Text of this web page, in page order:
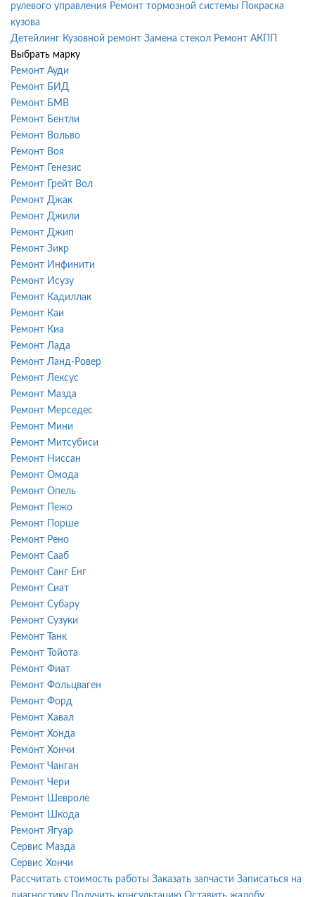
рулевого управления Ремонт тормозной системы
Покраска
кузова
Детейлинг Кузовной ремонт Замена стекол Ремонт АКПП
Выбрать марку
Ремонт Ауди
Ремонт БИД
Ремонт БМВ
Ремонт Бентли
Ремонт Вольво
Ремонт Воя
Ремонт Генезис
Ремонт Грейт Вол
Ремонт Джак
Ремонт Джили
Ремонт Джип
Ремонт Зикр
Ремонт Инфинити
Ремонт Исузу
Ремонт Кадиллак
Ремонт Каи
Ремонт Киа
Ремонт Лада
Ремонт Ланд-Ровер
Ремонт Лексус
Ремонт Мазда
Ремонт Мерседес
Ремонт Мини
Ремонт Митсубиси
Ремонт Ниссан
Ремонт Омода
Ремонт Опель
Ремонт Пежо
Ремонт Порше
Ремонт Рено
Ремонт Сааб
Ремонт Санг Енг
Ремонт Сиат
Ремонт Субару
Ремонт Сузуки
Ремонт Танк
Ремонт Тойота
Ремонт Фиат
Ремонт Фольцваген
Ремонт Форд
Ремонт Хавал
Ремонт Хонда
Ремонт Хончи
Ремонт Чанган
Ремонт Чери
Ремонт Шевроле
Ремонт Шкода
Ремонт Ягуар
Сервис Мазда
Сервис Хончи
Рассчитать стоимость работы Заказать запчасти Записаться на